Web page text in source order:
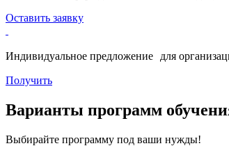
Оставить заявку
Индивидуальное предложение для
Получить
Варианты программ
Выбирайте программу под ваши нужды!